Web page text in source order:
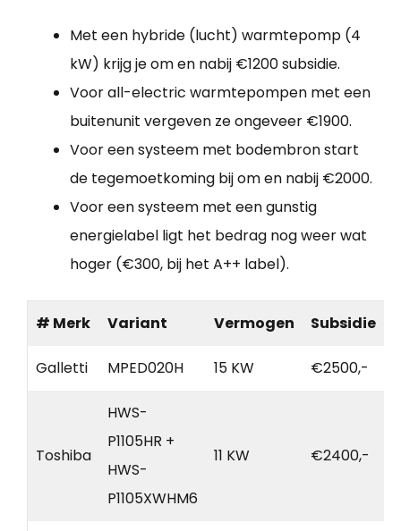
Met een hybride (lucht) warmtepomp (4
kW) krijg je om en nabij €1200 subsidie.
Voor all-electric warmtepompen met een
buitenunit vergeven ze ongeveer €1900.
Voor een systeem met bodembron start
de tegemoetkoming bij om en nabij €2000.
Voor een systeem met een gunstig
energielabel ligt het bedrag nog weer wat
hoger (€300, bij het A++ label).
# Merk Variant Vermogen Subsidie
Galletti MPED020H 15 KW €2500,-
Toshiba
HWS-
P1105HR +
HWS-
P1105XWHM6
11 KW €2400,-